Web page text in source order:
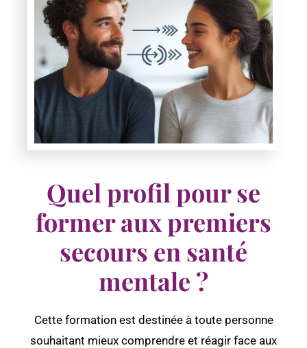
Quel profil pour se
former aux premiers
secours en santé
mentale ?
Cette formation est destinée à toute personne
souhaitant mieux comprendre et réagir face aux